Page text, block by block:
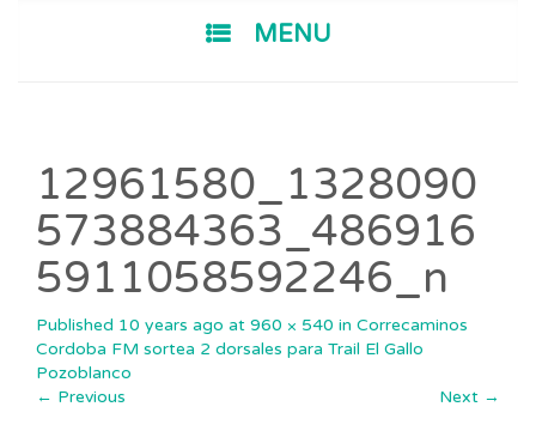
MENU
12961580_1328090
573884363_486916
5911058592246_n
Published 10 years ago at 960 × 540 in Correcaminos
Cordoba FM sortea 2 dorsales para Trail El Gallo
Pozoblanco
← Previous Next →